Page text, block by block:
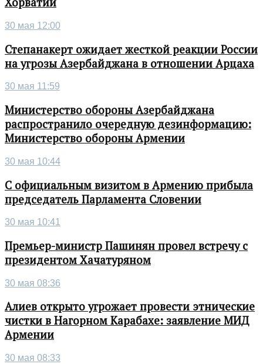
30 мая 12:00
Степанакерт ожидает жесткой реакции России
на угрозы Азербайджана в отношении Арцаха
30 мая 11:59
Министерство обороны Азербайджана
распространило очередную дезинформацию:
Министерство обороны Армении
30 мая 10:44
С официальным визитом в Армению прибыла
председатель Парламента Словении
30 мая 10:41
Премьер-министр Пашинян провел встречу с
президентом Хачатуряном
30 мая 08:36
Алиев открыто угрожает провести этнические
чистки в Нагорном Карабахе: заявление МИД
Армении
30 мая 08:33